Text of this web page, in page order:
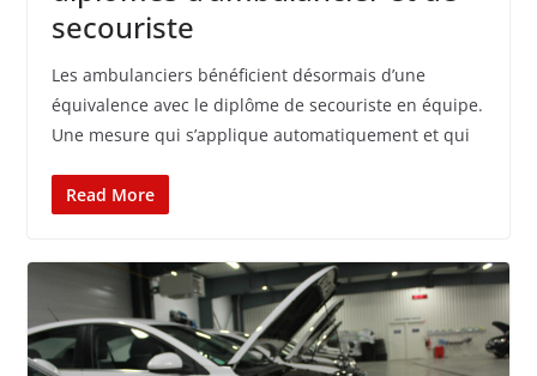
secouriste
Les ambulanciers bénéficient désormais d’une
équivalence avec le diplôme de secouriste en équipe.
Une mesure qui s’applique automatiquement et qui
Read More